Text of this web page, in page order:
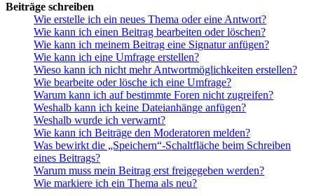
Beiträge schreiben
Wie erstelle ich ein neues Thema oder eine Antwort?
Wie kann ich einen Beitrag bearbeiten oder löschen?
Wie kann ich meinem Beitrag eine Signatur anfügen?
Wie kann ich eine Umfrage erstellen?
Wieso kann ich nicht mehr Antwortmöglichkeiten erstellen?
Wie bearbeite oder lösche ich eine Umfrage?
Warum kann ich auf bestimmte Foren nicht zugreifen?
Weshalb kann ich keine Dateianhänge anfügen?
Weshalb wurde ich verwarnt?
Wie kann ich Beiträge den Moderatoren melden?
Was bewirkt die „Speichern“-Schaltfläche beim Schreiben
eines Beitrags?
Warum muss mein Beitrag erst freigegeben werden?
Wie markiere ich ein Thema als neu?